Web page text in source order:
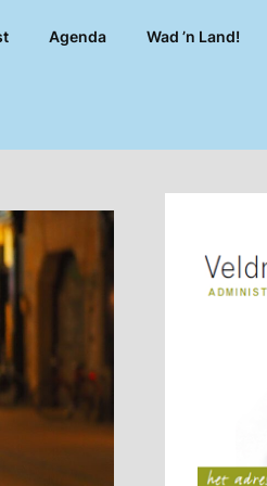
Agenda Wad ’n Land!